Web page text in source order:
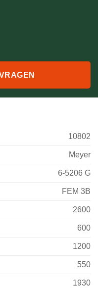
10802
Meyer
6-5206 G
FEM 3B
2600
600
1200
550
1930